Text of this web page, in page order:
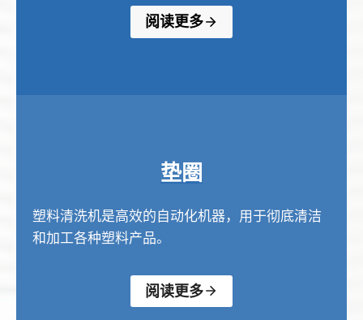
阅读更多
垫圈
塑料清洗机是高效的自动化机器，用于彻底清洁
和加工各种塑料产品。
阅读更多